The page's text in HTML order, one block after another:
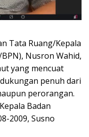
Tata Ruang/Kepala
Nusron Wahid,
yang mencuat
penuh dari
perorangan.
Badan
2009, Susno